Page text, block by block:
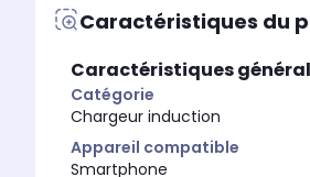
Caractéristiques du
Caractéristiques
Catégorie
Chargeur induction
Appareil compatible
Smartphone